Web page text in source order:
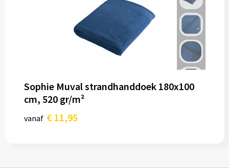
Sophie Muval strandhanddoek 180x100
cm, 520 gr/m²
vanaf € 11,95